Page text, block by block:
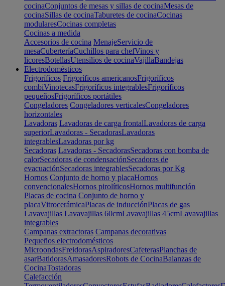
cocinaConjuntos de mesas y sillas de cocinaMesas de
cocinaSillas de cocinaTaburetes de cocinaCocinas
modularesCocinas completas
Cocinas a medida
Accesorios de cocina MenajeServicio de
mesaCuberteríaCuchillos para chefVinos y
licoresBotellasUtensilios de cocinaVajillaBandejas
Electrodomésticos
Frigoríficos Frigoríficos americanosFrigoríficos
combiVinotecasFrigoríficos integrablesFrigoríficos
pequeñosFrigoríficos portátiles
Congeladores Congeladores verticalesCongeladores
horizontales
Lavadoras Lavadoras de carga frontalLavadoras de carga
superiorLavadoras - SecadorasLavadoras
integrablesLavadoras por kg
Secadoras Lavadoras - SecadorasSecadoras con bomba de
calorSecadoras de condensaciónSecadoras de
evacuaciónSecadoras integrablesSecadoras por Kg
Hornos Conjunto de horno y placaHornos
convencionalesHornos pirolíticosHornos multifunción
Placas de cocina Conjunto de horno y
placaVitrocerámicaPlacas de inducciónPlacas de gas
Lavavajillas Lavavajillas 60cmLavavajillas 45cmLavavajillas
integrables
Campanas extractoras Campanas decorativas
Pequeños electrodomésticos
MicroondasFreidorasAspiradoresCafeterasPlanchas de
asarBatidorasAmasadoresRobots de CocinaBalanzas de
CocinaTostadoras
Calefacción